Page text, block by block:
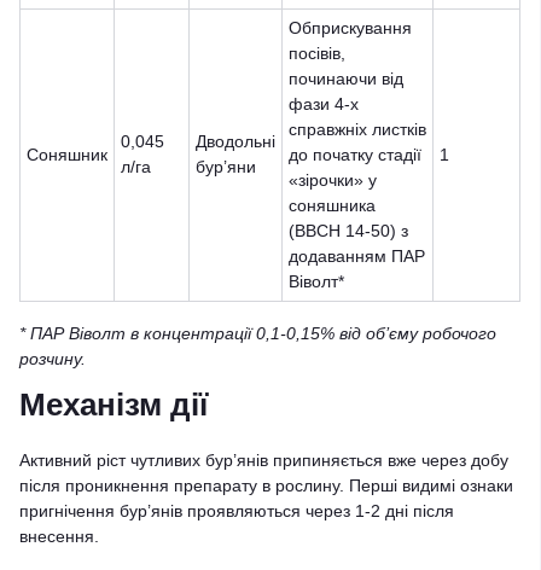
Соняшник
0,045
л/га
Дводольні
бур’яни
Обприскування
посівів,
починаючи від
фази 4-х
справжніх листків
до початку стадії
«зірочки» у
соняшника
(ВВСН 14-50) з
додаванням ПАР
Віволт*
1
* ПАР Віволт в концентрації 0,1-0,15% від об’єму робочого
розчину.
Механізм дії
Активний ріст чутливих бур’янів припиняється вже через добу
після проникнення препарату в рослину. Перші видимі ознаки
пригнічення бур’янів проявляються через 1-2 дні після
внесення.